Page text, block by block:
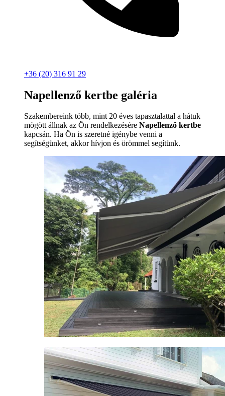
+36 (20) 316 91 29
Napellenző kertbe galéria
Szakembereink több, mint 20 éves tapasztalattal a hátuk
mögött állnak az Ön rendelkezésére Napellenző kertbe
kapcsán. Ha Ön is szeretné igénybe venni a
segítségünket, akkor hívjon és örömmel segítünk.